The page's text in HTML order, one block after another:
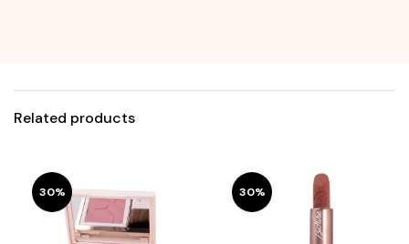
Related products
30% 30%